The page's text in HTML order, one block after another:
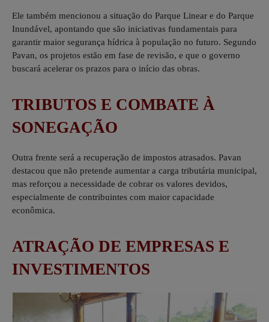
Ele também mencionou a situação do Parque Linear e do Parque
Inundável, apontando que são iniciativas fundamentais para
garantir maior segurança hídrica à população no futuro. Segundo
Pavan, os projetos estão em fase de revisão, e que o governo
buscará acelerar os prazos para o início das obras.
TRIBUTOS E COMBATE À
SONEGAÇÃO
Outra frente será a recuperação de impostos atrasados. Pavan
destacou que não pretende aumentar a carga tributária municipal,
mas reforçou a necessidade de cobrar os valores devidos,
especialmente de contribuintes com maior capacidade
econômica.
ATRAÇÃO DE EMPRESAS E
INVESTIMENTOS